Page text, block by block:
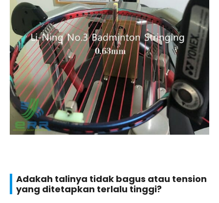
Adakah talinya tidak bagus atau tension
yang ditetapkan terlalu tinggi?